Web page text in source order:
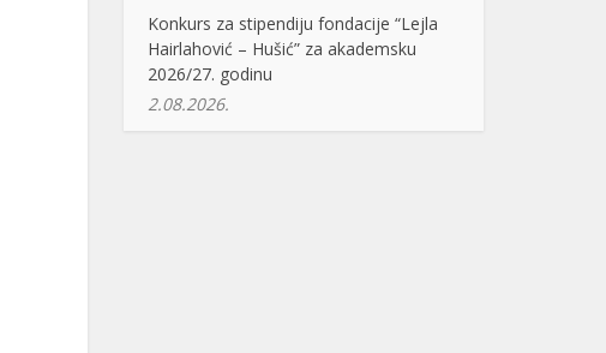
Konkurs za stipendiju fondacije “Lejla
Hairlahović – Hušić” za akademsku
2026/27. godinu
2.08.2026.